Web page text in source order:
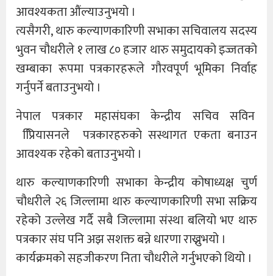
आवश्यकता औंल्याउनुभयो ।
त्यसैगरी, थारु कल्याणकारिणी सभाका सचिवालय सदस्य
भुवन चौधरीले १ लाख ८० हजार थारु समुदायको इज्जतको
खम्बाका रूपमा पत्रकारहरूले गौरवपूर्ण भूमिका निर्वाह
गर्नुपर्ने बताउनुभयो ।
नेपाल पत्रकार महासंघका केन्द्रीय सचिव सविन
प्रिियासनले पत्रकारहरुकाे सस्थागत एकता बनाउन
आवश्यक रहेको बताउनुभयाे ।
थारु कल्याणकारिणी सभाका केन्द्रीय कोषाध्यक्ष चुर्ण
चौधरीले २६ जिल्लामा थारु कल्याणकारिणी सभा सक्रिय
रहेको उल्लेख गर्दै सबै जिल्लामा संस्था बलियो भए थारु
पत्रकार संघ पनि अझ सशक्त बन्ने धारणा राख्नुभयो ।
कार्यक्रमको सहजीकरण निता चौधरीले गर्नुभएको थियो ।